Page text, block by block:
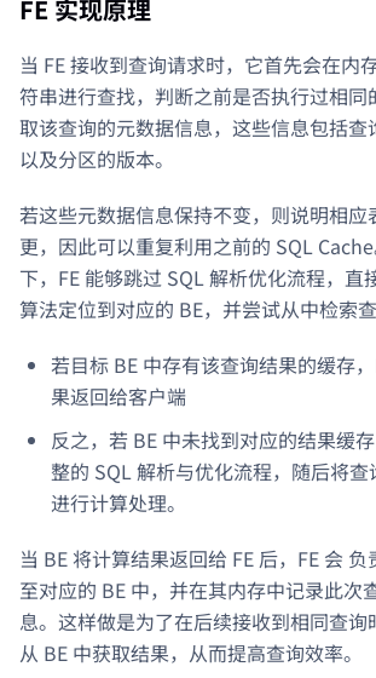
FE 实现原理
当 FE 接收到查询请求时，它首先会在内
符串进行查找，判断之前是否执行过相同
取该查询的元数据信息，这些信息包括查
以及分区的版本。
若这些元数据信息保持不变，则说明相应
更，因此可以重复利用之前的 SQL
下，FE 能够跳过 SQL 解析优化流程，直
算法定位到对应的 BE，并尝试从中检索查
若目标 BE 中存有该查询结果的缓存
果返回给客户端
反之，若 BE 中未找到对应的结果缓
整的 SQL 解析与优化流程，随后将
进行计算处理。
当 BE 将计算结果返回给 FE 后，FE 会
至对应的 BE 中，并在其内存中记录此次
息。这样做是为了在后续接收到相同查询
从 BE 中获取结果，从而提高查询效率。